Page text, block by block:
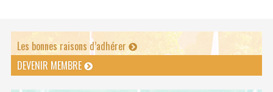
Les bonnes raisons d’adhérer
DEVENIR MEMBRE